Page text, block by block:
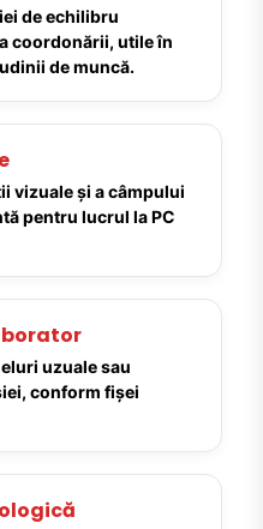
de echilibru
coordonării, utile în
de muncă.
vizuale și a câmpului
pentru lucrul la PC
uzuale sau
conform fișei